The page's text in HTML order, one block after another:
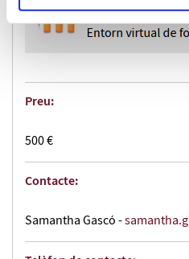
Preu:
500 €
Contacte:
Samantha Gascó -